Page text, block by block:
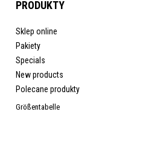
PRODUKTY
Sklep online
Pakiety
Specials
New products
Polecane produkty
Größentabelle